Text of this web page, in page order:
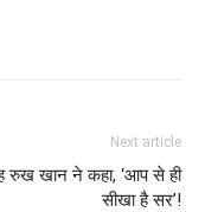
Next article
रुख खान ने कहा, ‘आप से ही
सीखा है सर’!